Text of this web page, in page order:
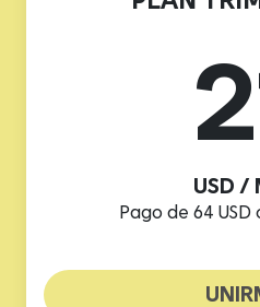
USD /
Pago de 64